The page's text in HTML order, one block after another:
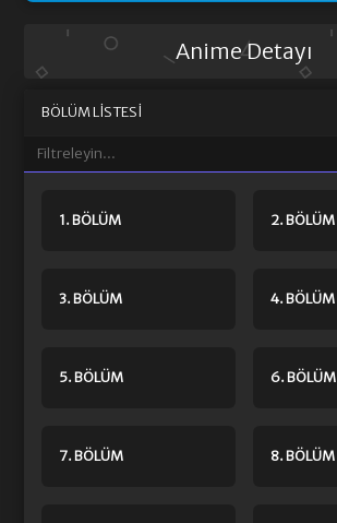
Anime Detayı
BÖLÜM LISTESI
1. BÖLÜM 2. BÖLÜM
3. BÖLÜM 4. BÖLÜM
5. BÖLÜM 6. BÖLÜM
7. BÖLÜM 8. BÖLÜM